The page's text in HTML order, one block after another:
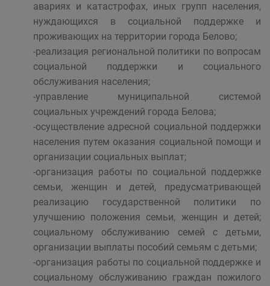
авариях и катастрофах, иных групп населения,
нуждающихся в социальной поддержке и
проживающих на территории города Белово;
-реализация региональной политики по вопросам
социальной поддержки и социального
обслуживания населения;
-управление муниципальной системой
социальных учреждений города Белова;
-осуществление адресной социальной поддержки
населения путем оказания социальной помощи и
организации социальных выплат;
-организация работы по социальной поддержке
семьи, женщин и детей, предусматривающей
реализацию государственной политики по
улучшению положения семьи, женщин и детей;
социальному обслуживанию семей с детьми,
организации выплаты пособий семьям с детьми;
-организация работы по социальной поддержке и
социальному обслуживанию граждан пожилого